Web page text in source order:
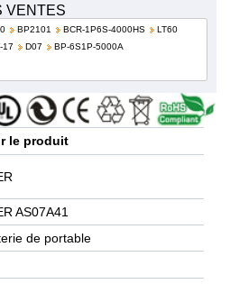
VENTES
BP2101 BCR-1P6S-4000HS
LT60
17 D07 BP-6S1P-5000A
le produit
AS07A41
de portable